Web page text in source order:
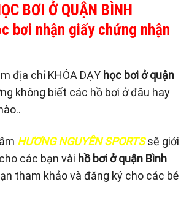
BƠI Ở QUẬN BÌNH
bơi nhận giấy chứng nhận
địa chỉ KHÓA DẠY học bơi ở quận
không biết các hồ bơi ở đâu hay
HƯƠNG NGUYÊN SPORTSsẽ giới
các bạn vài hồ bơi ở quận Bình
tham khảo và đăng ký cho các bé